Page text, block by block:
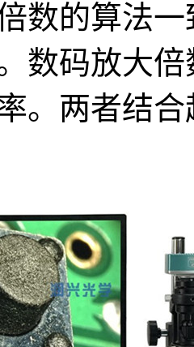
数的算法
数码放大
。两者结合